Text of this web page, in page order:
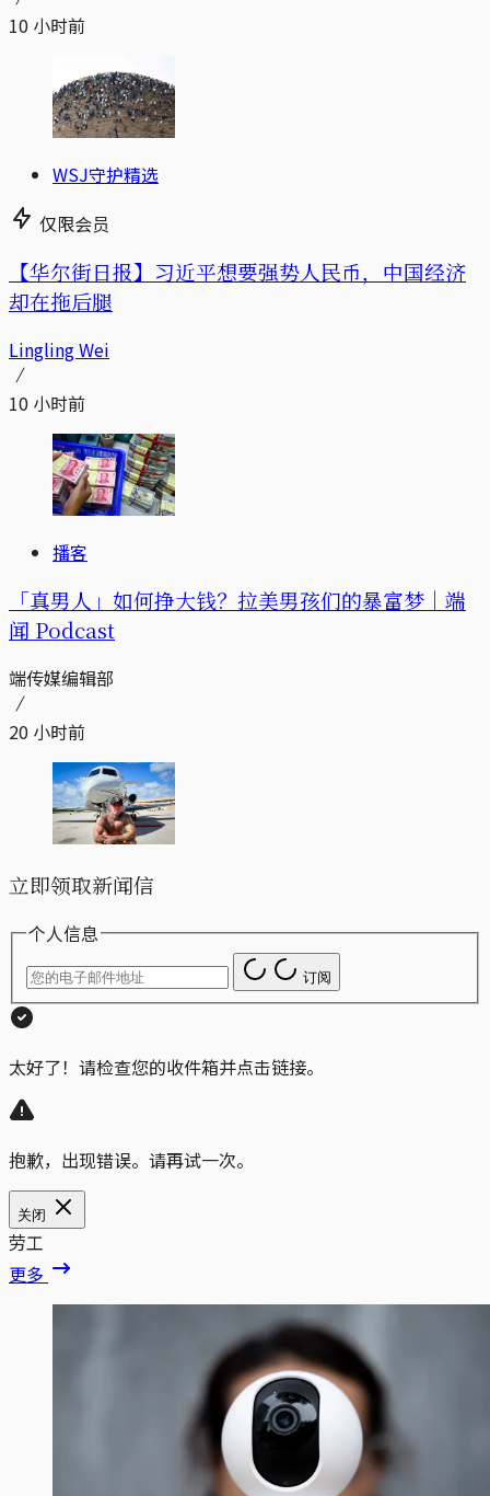
10 小时前
WSJ守护精选
仅限会员
【华尔街日报】习近平想要强势人民币，中国经济
却在拖后腿
Lingling Wei
10 小时前
播客
「真男人」如何挣大钱？拉美男孩们的暴富梦｜端
闻 Podcast
端传媒编辑部
20 小时前
立即领取新闻信
个人信息
订阅
太好了！请检查您的收件箱并点击链接。
抱歉，出现错误。请再试一次。
关闭
劳工
更多